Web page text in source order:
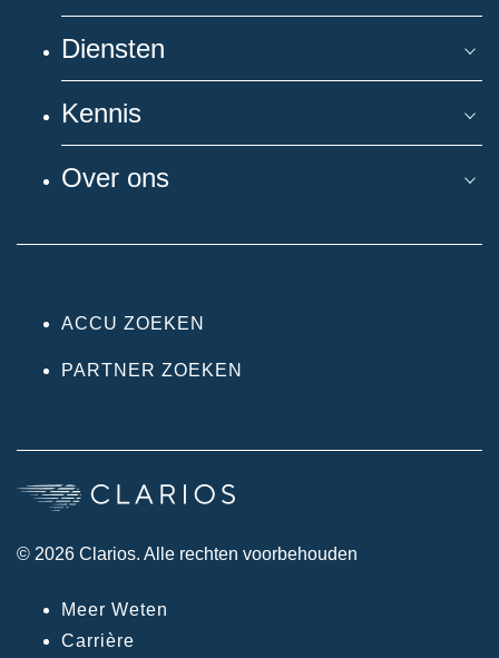
Diensten
Kennis
Over ons
ACCU ZOEKEN
PARTNER ZOEKEN
© 2026 Clarios. Alle rechten voorbehouden
Meer Weten
Carrière